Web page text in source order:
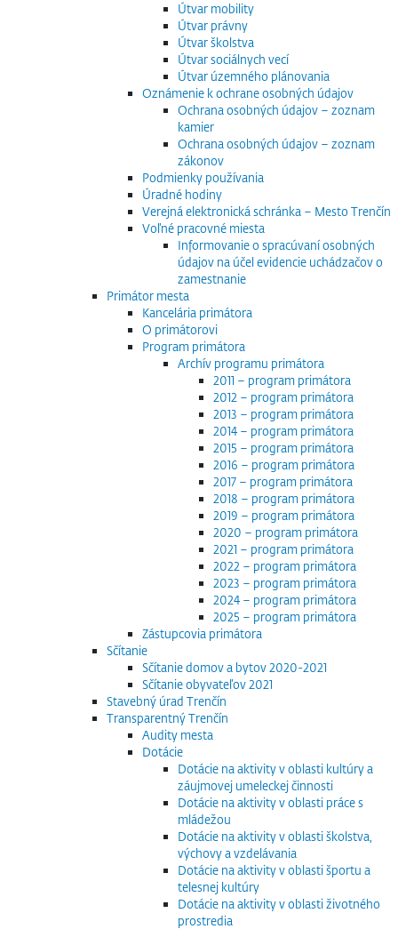
Útvar mobility
Útvar právny
Útvar školstva
Útvar sociálnych vecí
Útvar územného plánovania
Oznámenie k ochrane osobných údajov
Ochrana osobných údajov – zoznam
kamier
Ochrana osobných údajov – zoznam
zákonov
Podmienky používania
Úradné hodiny
Verejná elektronická schránka – Mesto Trenčín
Voľné pracovné miesta
Informovanie o spracúvaní osobných
údajov na účel evidencie uchádzačov o
zamestnanie
Primátor mesta
Kancelária primátora
O primátorovi
Program primátora
Archív programu primátora
2011 – program primátora
2012 – program primátora
2013 – program primátora
2014 – program primátora
2015 – program primátora
2016 – program primátora
2017 – program primátora
2018 – program primátora
2019 – program primátora
2020 – program primátora
2021 – program primátora
2022 – program primátora
2023 – program primátora
2024 – program primátora
2025 – program primátora
Zástupcovia primátora
Sčítanie
Sčítanie domov a bytov 2020-2021
Sčítanie obyvateľov 2021
Stavebný úrad Trenčín
Transparentný Trenčín
Audity mesta
Dotácie
Dotácie na aktivity v oblasti kultúry a
záujmovej umeleckej činnosti
Dotácie na aktivity v oblasti práce s
mládežou
Dotácie na aktivity v oblasti školstva,
výchovy a vzdelávania
Dotácie na aktivity v oblasti športu a
telesnej kultúry
Dotácie na aktivity v oblasti životného
prostredia